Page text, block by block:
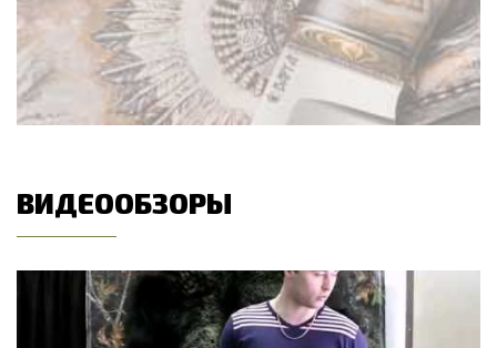
ВИДЕООБЗОРЫ